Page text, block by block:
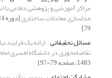
مراکز آموزشی و پژوهشی دفاعی با
مدلسازی معادلات ساختاری
79]
مسائل تحقیقاتی ارائه یک فرایند
تقاضامحوری در دانشگاه افسری
1403، صفحه 79-97]